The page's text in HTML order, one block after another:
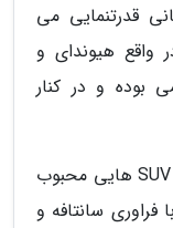
قدرتنمایی می
واقع هیوندای و
بوده و در کنار
از جمله افتخارات آن ها فراوری و عرضه SUV هایی محبوب
سانتافه و